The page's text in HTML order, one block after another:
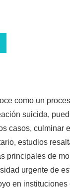
como un
suicida,
casos, culminar
estudios
principales de
urgente de
en instituciones